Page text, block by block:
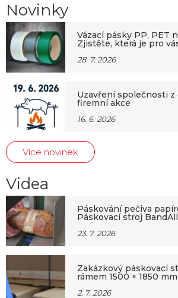
Novinky
Vázací pásky PP, PET
Zjistěte, která je pro
28. 7. 2026
Uzavření společnosti
firemní akce
16. 6. 2026
Více novinek
Videa
Páskování pečiva
Páskovací stroj BandAll
23. 7. 2026
Zakázkový páskovací
rámem 1500 × 1850 mm
2. 7. 2026